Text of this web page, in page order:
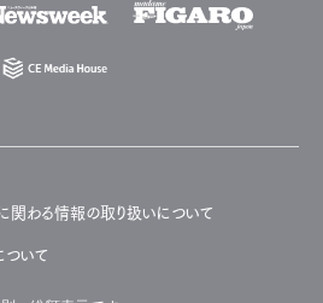
関わる情報の取り扱いについて
いて